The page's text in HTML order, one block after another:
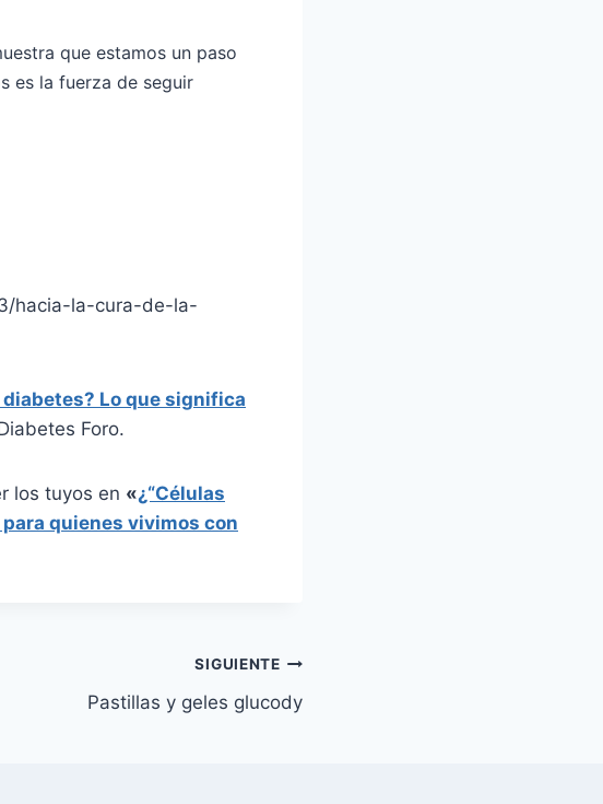
que estamos un paso
es la fuerza de seguir
hacia-la-cura-de-la-
Lo que significa
Foro.
los tuyos en «¿“Células
quienes vivimos con
SIGUIENTE
Pastillas y geles glucody